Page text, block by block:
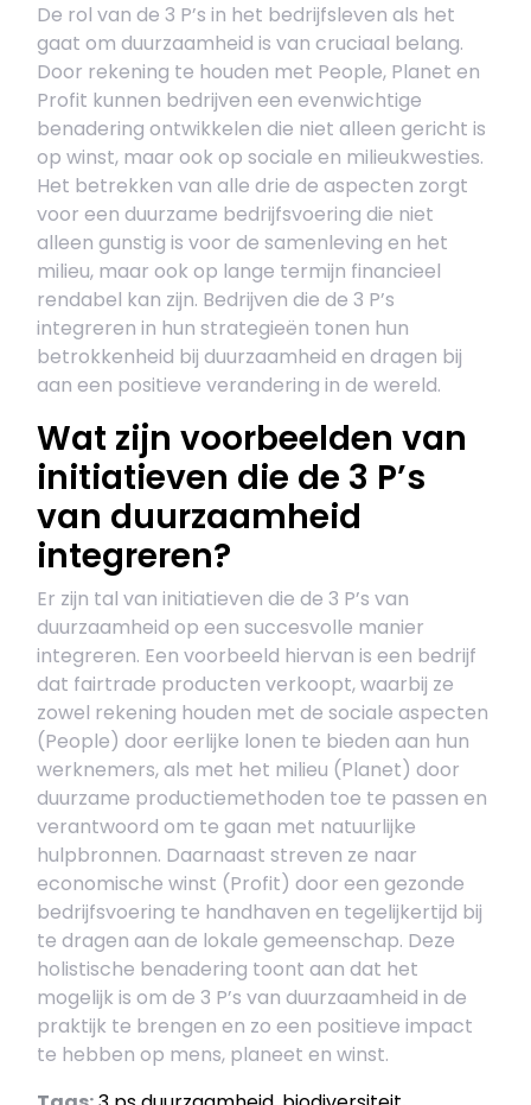
De rol van de 3 P’s in het bedrijfsleven als het
gaat om duurzaamheid is van cruciaal belang.
Door rekening te houden met People, Planet en
Profit kunnen bedrijven een evenwichtige
benadering ontwikkelen die niet alleen gericht is
op winst, maar ook op sociale en milieukwesties.
Het betrekken van alle drie de aspecten zorgt
voor een duurzame bedrijfsvoering die niet
alleen gunstig is voor de samenleving en het
milieu, maar ook op lange termijn financieel
rendabel kan zijn. Bedrijven die de 3 P’s
integreren in hun strategieën tonen hun
betrokkenheid bij duurzaamheid en dragen bij
aan een positieve verandering in de wereld.
Wat zijn voorbeelden van
initiatieven die de 3 P’s
van duurzaamheid
integreren?
Er zijn tal van initiatieven die de 3 P’s van
duurzaamheid op een succesvolle manier
integreren. Een voorbeeld hiervan is een bedrijf
dat fairtrade producten verkoopt, waarbij ze
zowel rekening houden met de sociale aspecten
(People) door eerlijke lonen te bieden aan hun
werknemers, als met het milieu (Planet) door
duurzame productiemethoden toe te passen en
verantwoord om te gaan met natuurlijke
hulpbronnen. Daarnaast streven ze naar
economische winst (Profit) door een gezonde
bedrijfsvoering te handhaven en tegelijkertijd bij
te dragen aan de lokale gemeenschap. Deze
holistische benadering toont aan dat het
mogelijk is om de 3 P’s van duurzaamheid in de
praktijk te brengen en zo een positieve impact
te hebben op mens, planeet en winst.